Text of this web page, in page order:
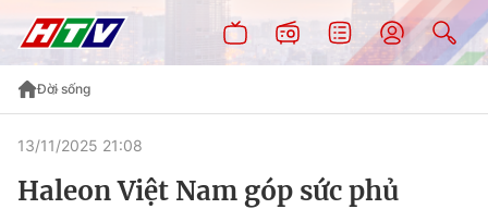
Đời sống
13/11/2025 21:08
Haleon Việt Nam góp sức phủ